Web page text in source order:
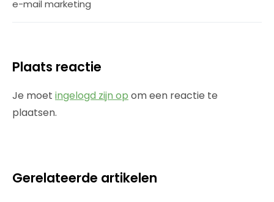
e-mail marketing
Plaats reactie
Je moet ingelogd zijn op om een reactie te
plaatsen.
Gerelateerde artikelen